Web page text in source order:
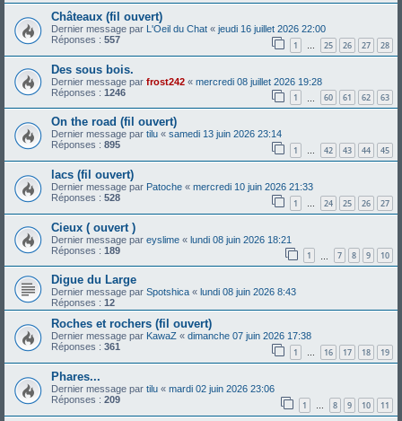
Châteaux (fil ouvert)
Dernier message par L'Oeil du Chat « jeudi 16 juillet 2026 22:00
Réponses : 557 1 … 25 26 27 28
Des sous bois.
Dernier message par frost242 « mercredi 08 juillet 2026 19:28
Réponses : 1246 1 60 61 62 63
On the road (fil ouvert)
Dernier message par tilu « samedi 13 juin 2026 23:14
Réponses : 895 1 … 42 43 44 45
lacs (fil ouvert)
Dernier message par Patoche « mercredi 10 juin 2026 21:33
Réponses : 528 1 … 24 25 26 27
Cieux ( ouvert )
Dernier message par eyslime « lundi 08 juin 2026 18:21
Réponses : 189 1 7 8 9 10
Digue du Large
Dernier message par Spotshica « lundi 08 juin 2026 8:43
Réponses : 12
Roches et rochers (fil ouvert)
Dernier message par KawaZ « dimanche 07 juin 2026 17:38
Réponses : 361 1 … 16 17 18 19
Phares...
Dernier message par tilu « mardi 02 juin 2026 23:06
Réponses : 209 1 8 9 10 11